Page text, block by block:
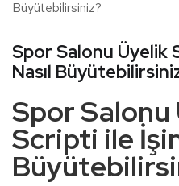
Spor Salonu Üyelik
Nasıl
Spor
Scripti ile